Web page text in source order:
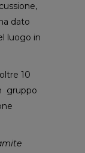
dato
luogo in
10
gruppo